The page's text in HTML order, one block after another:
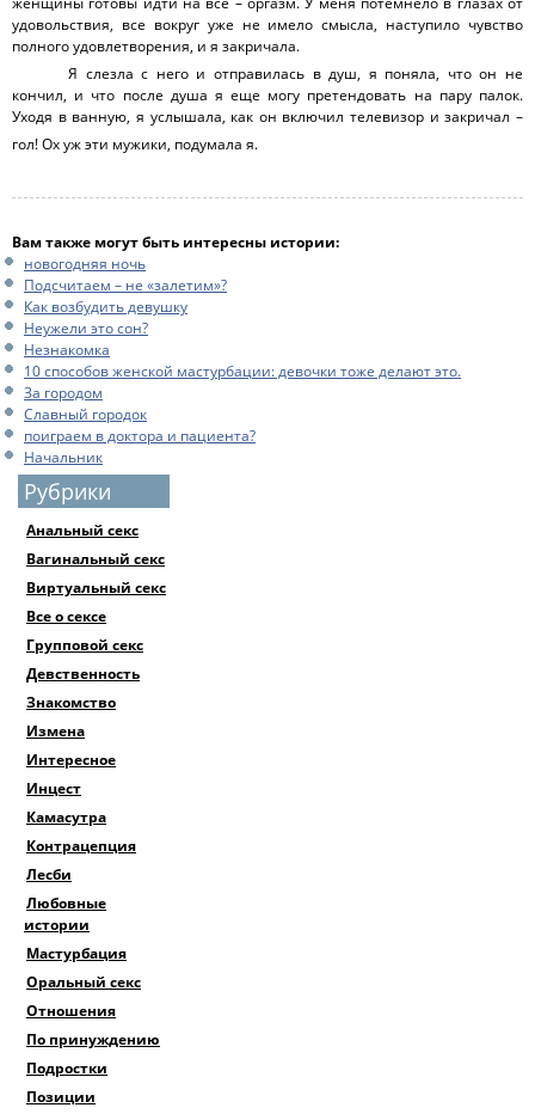
удовольствия, все вокруг уже не имело смысла, наступило чувство
полного удовлетворения, и я закричала.
Я слезла с него и отправилась в душ, я поняла, что он не
кончил, и что после душа я еще могу претендовать на пару палок.
Уходя в ванную, я услышала, как он включил телевизор и закричал –
гол! Ох уж эти мужики, подумала я.
Вам также могут быть интересны истории:
новогодняя ночь
Подсчитаем – не «залетим»?
Как возбудить девушку
Неужели это сон?
Незнакомка
10 способов женской мастурбации: девочки тоже делают это.
За городом
Славный городок
поиграем в доктора и пациента?
Начальник
Рубрики
Анальный секс
Вагинальный секс
Виртуальный секс
Все о сексе
Групповой секс
Девственность
Знакомство
Измена
Интересное
Инцест
Камасутра
Контрацепция
Лесби
Любовные
истории
Мастурбация
Оральный секс
Отношения
По принуждению
Подростки
Позиции